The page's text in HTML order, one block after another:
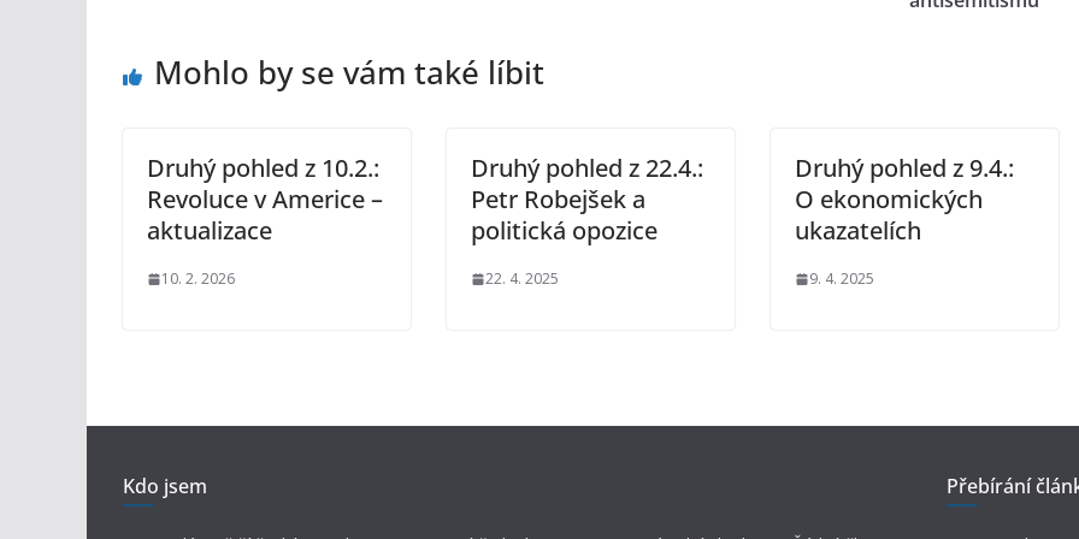
Mohlo by se vám také líbit
Druhý pohled z 10.2.:
Revoluce v Americe –
aktualizace
10. 2. 2026
Druhý pohled z 22.4.:
Petr Robejšek a
politická opozice
22. 4. 2025
Druhý pohled z 9.4.:
O ekonomických
ukazatelích
9. 4. 2025
Kdo jsem Přebírání